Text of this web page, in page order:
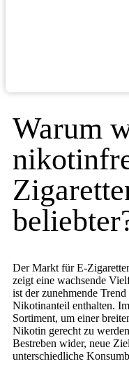
Warum
Der Markt für E-
zeigt eine wachsende
ist der zunehmende
Nikotinanteil enthalten.
Sortiment, um einer
Nikotin gerecht zu
Bestreben wider, neue
unterschiedliche